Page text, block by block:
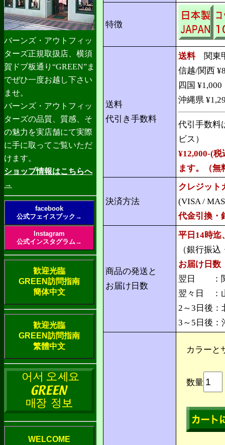
バーンズ・アウトフィッ
ターズ正規取扱店、横須
賀ドブ板通り“GREEN”ま
でぜひ一度お越し下さい
ませ。
バーンズ・アウトフィッ
ターズの品質、質感、そ
の魅力を実店舗にて実際
に手に取ってご覧いただ
けます。
ショップ情報はこちらへ
→
facebook
公式フェイスブック→
Instagram
公式インスタグラム→
歓迎光臨
GREEN訪問指南
簡体中文
歓迎光臨
GREEN訪問指南
繁體中文
WELCOME
特徴
送料
代引き手数料
送料関東甲
信越/関西
四国
沖縄県
代引手数料
ビス）
¥12,000-(
ます。（無
決済方法
クレジット
(VISA /
代金引換・
商品の発送と
お届け日数
平日14時迄
（銀行振
お届け日数
翌日 ：関
翌々日 ：
2～3日後：
3～5日後：
カラーと
数量